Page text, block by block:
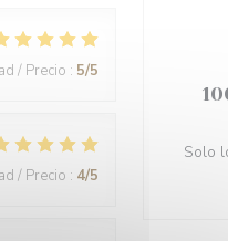
/ Precio : 5/5
/ Precio : 4/5
Solo